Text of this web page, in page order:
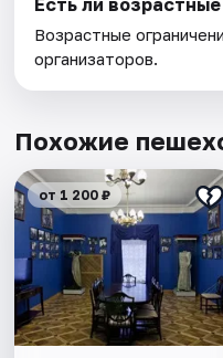
Есть ли
Возрастные
организаторов.
Похожие
от 1 200 ₽